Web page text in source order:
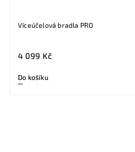
Víceúčelová bradla PRO
4 099 Kč
Do košíku